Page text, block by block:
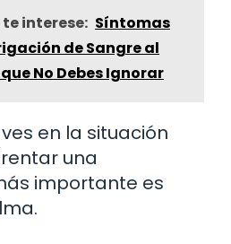
interese: Síntomas
de Sangre al
No Debes Ignorar
en la situación
una
importante es